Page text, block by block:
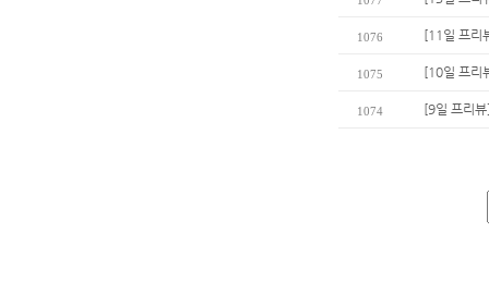
1076 [11일 프리
1075 [10일 프리
1074 [9일 프리